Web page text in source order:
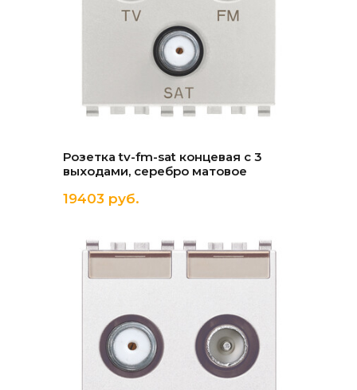
Розетка tv-fm-sat концевая с 3
выходами, серебро матовое
19403 руб.